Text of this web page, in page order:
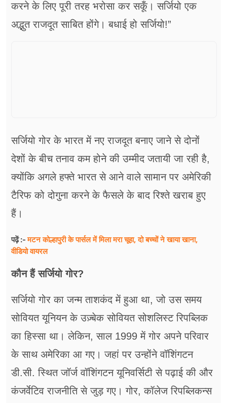
करने के लिए पूरी तरह भरोसा कर सकूँ। सर्जियो एक
अद्भुत राजदूत साबित होंगे। बधाई हो सर्जियो!”
सर्जियो गोर के भारत में नए राजदूत बनाए जाने से दोनों
देशों के बीच तनाव कम होने की उम्मीद जतायी जा रही है,
क्योंकि अगले हफ्ते भारत से आने वाले सामान पर अमेरिकी
टैरिफ को दोगुना करने के फैसले के बाद रिश्ते खराब हुए
हैं।
पढ़ें :-मटन कोल्हापुरी के पार्सल में मिला मरा चूहा, दो बच्चों ने खाया खाना,
वीडियो वायरल
कौन हैं सर्जियो गोर?
सर्जियो गोर का जन्म ताशकंद में हुआ था, जो उस समय
सोवियत यूनियन के उज़्बेक सोवियत सोशलिस्ट रिपब्लिक
का हिस्सा था। लेकिन, साल 1999 में गोर अपने परिवार
के साथ अमेरिका आ गए। जहां पर उन्होंने वॉशिंगटन
डी.सी. स्थित जॉर्ज वॉशिंगटन यूनिवर्सिटी से पढ़ाई की और
कंजर्वेटिव राजनीति से जुड़ गए। गोर, कॉलेज रिपब्लिकन्स